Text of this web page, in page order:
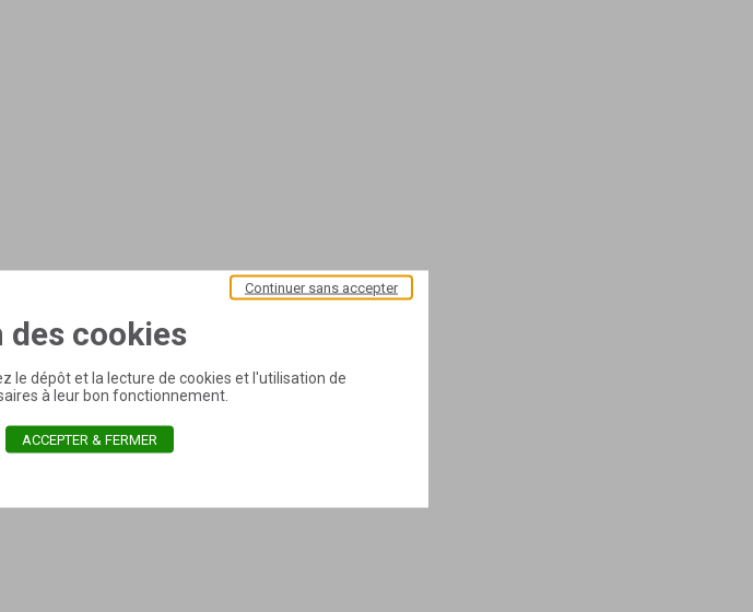
cookies
le dépôt et la lecture de cookies et l'utilisation de
à leur bon fonctionnement.
Continuer sans accepter
ACCEPTER & FERMER